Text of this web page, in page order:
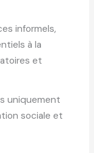
informels,
à la
et
uniquement
sociale et